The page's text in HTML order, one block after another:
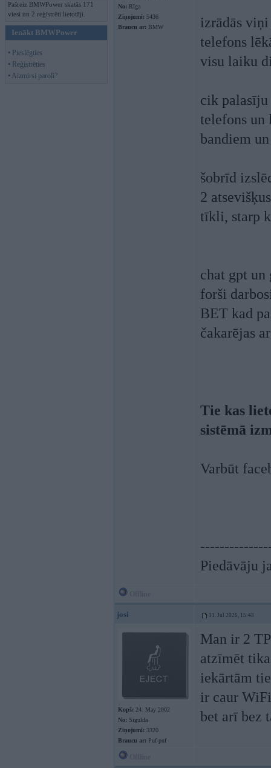
Pašreiz BMWPower skatās 171
viesi un 2 reģistrēti lietotāji.
Ienākt BMWPower
• Pieslēgties
• Reģistrēties
• Aizmirsi paroli?
No: Rīga
Ziņojumi: 5436
Braucu ar: BMW
izrādās
telefons
visu laiku
cik palasīju
telefons un
bandiem
šobrīd
2
tīkli, starp
chat gpt un
forši
BET kad
čakarējas
Tie kas
sistēmā
Varbūt
Piedāvāju
josi 11. Jul 2026, 15:43
Kopš: 24. May 2002
No: Sigulda
Ziņojumi: 3320
Braucu ar: Puf-puf
Man ir 2
atzīmēt
iekārtām
ir caur
bet arī bez